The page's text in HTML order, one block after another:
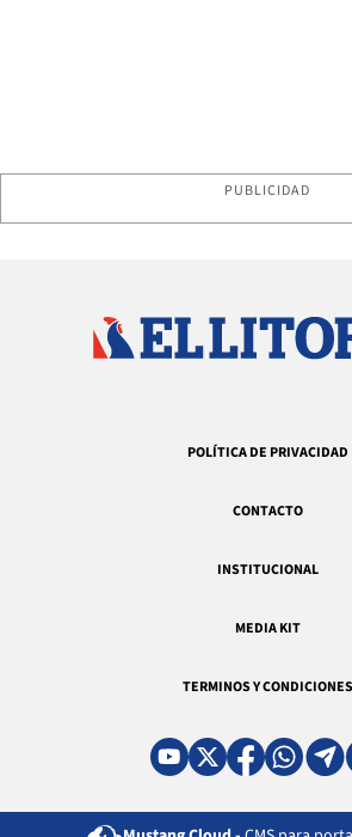
PUBLICIDAD
POLÍTICA DE PRIVACIDAD
CONTACTO
INSTITUCIONAL
MEDIA KIT
TERMINOS Y CONDICIONES